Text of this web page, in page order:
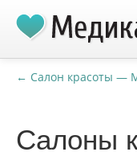
← Салон красоты —
Салоны